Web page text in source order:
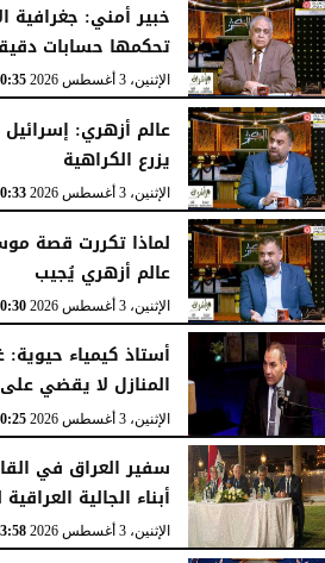
خبير أمني: جغرافية
تحكمها حسابات دقيقة بـ 3
الإثنين، 3 أغسطس 2026 10:35
عالم أزهري:
يزرع الكراهية
الإثنين، 3 أغسطس 2026 10:33
لماذا تكررت قصة
عالم أزهري يُجيب
الإثنين، 3 أغسطس 2026 10:30
أستاذ كيمياء
المنازل لا يقضي
الإثنين، 3 أغسطس 2026 10:25
سفير العراق في
أبناء الجالية
الإثنين، 3 أغسطس 2026 03:58